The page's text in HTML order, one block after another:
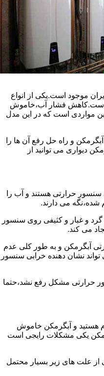
موجود است.یکی از انواع
فشار آب،خاموش
مواردی است که در این مدل
و راه حل رفع آن ها را
دیواری می توانید از
حرارتی هستند و آب را
می دارند.
و غبار و کثیفی روی سنسور
می کند.
آبگرمکن و به طور کلی عدم
نشان دهنده خرابی سنسور
حرارتی مشکل رفع نشد،حتما
هستید و آبگرمکن خاموش
یکی مشکلات رایجی است
علت های زیر بسیار محتمل